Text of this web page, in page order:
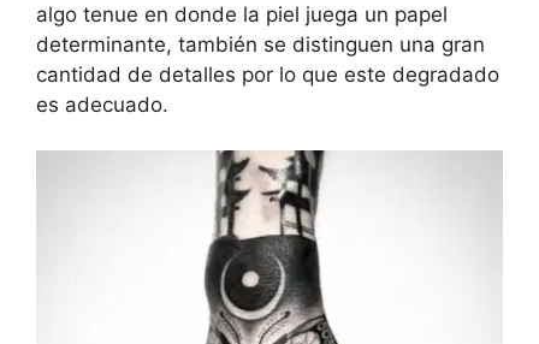
algo tenue en donde la piel juega un papel
determinante, también se distinguen una gran
cantidad de detalles por lo que este degradado
es adecuado.